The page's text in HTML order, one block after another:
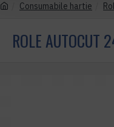
Consumabile hartie
ROLE AUTOCUT